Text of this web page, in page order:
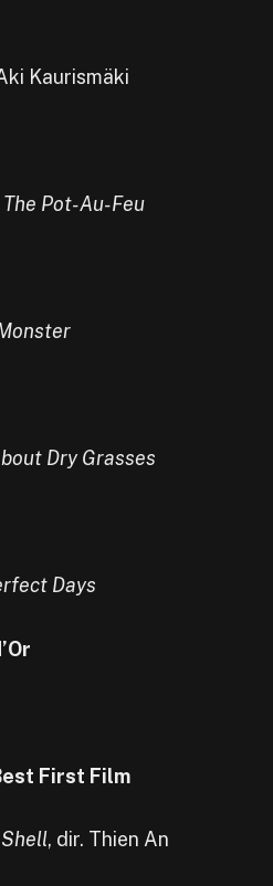
Kaurismäki
The Pot-Au-Feu
Dry Grasses
Days
First Film
, dir. Thien An